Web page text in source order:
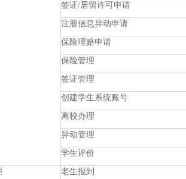
签证/居留许可申请
注册信息异动申请
保险理赔申请
保险管理
签证管理
创建学生系统账号
离校办理
异动管理
学生评价
老生报到